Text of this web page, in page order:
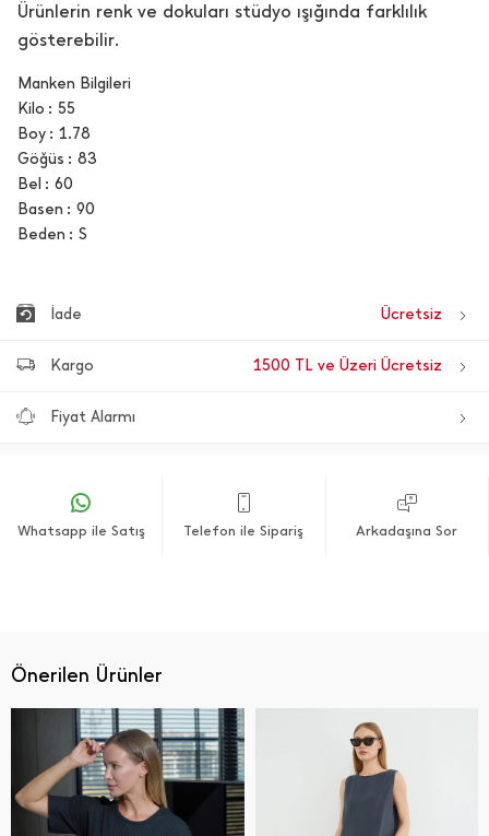
Ürünlerin renk ve dokuları stüdyo ışığında farklılık
gösterebilir.
Manken Bilgileri
Kilo
55
Boy
1.78
Göğüs
83
Bel
60
Basen
90
Beden
S
İade Ücretsiz
Kargo 1500 TL ve Üzeri Ücretsiz
Fiyat Alarmı
Whatsapp ile Satış Telefon ile Sipariş Arkadaşına Sor
Önerilen Ürünler